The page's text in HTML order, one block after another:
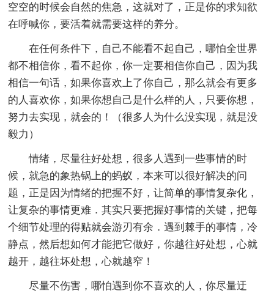
空空的时候会自然的焦急，这就对了，正是你的求知欲
在呼喊你，要活着就需要这样的养分。
在任何条件下，自己不能看不起自己，哪怕全世界
都不相信你，看不起你，你一定要相信你自己，因为我
相信一句话，如果你喜欢上了你自己，那么就会有更多
的人喜欢你，如果你想自己是什么样的人，只要你想，
努力去实现，就会的！（很多人为什么没实现，就是没
毅力）
情绪，尽量往好处想，很多人遇到一些事情的时
候，就急的象热锅上的蚂蚁，本来可以很好解决的问
题，正是因为情绪的把握不好，让简单的事情复杂化，
让复杂的事情更难．其实只要把握好事情的关键，把每
个细节处理的得贴就会游刃有余．遇到棘手的事情，冷
静点，然后想如何才能把它做好，你越往好处想，心就
越开，越往坏处想，心就越窄！
尽量不伤害，哪怕遇到你不喜欢的人，你尽量迂